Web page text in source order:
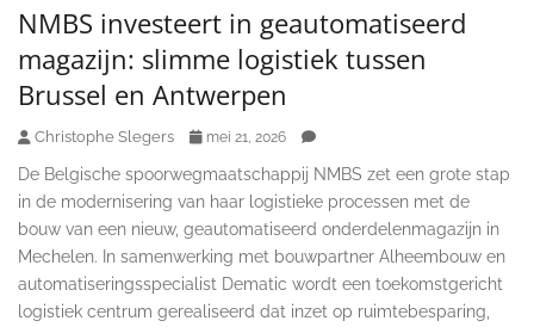
NMBS investeert in geautomatiseerd
magazijn: slimme logistiek tussen
Brussel en Antwerpen
Christophe Slegers mei 21, 2026
De Belgische spoorwegmaatschappij NMBS zet een grote stap
in de modernisering van haar logistieke processen met de
bouw van een nieuw, geautomatiseerd onderdelenmagazijn in
Mechelen. In samenwerking met bouwpartner Alheembouw en
automatiseringsspecialist Dematic wordt een toekomstgericht
logistiek centrum gerealiseerd dat inzet op ruimtebesparing,